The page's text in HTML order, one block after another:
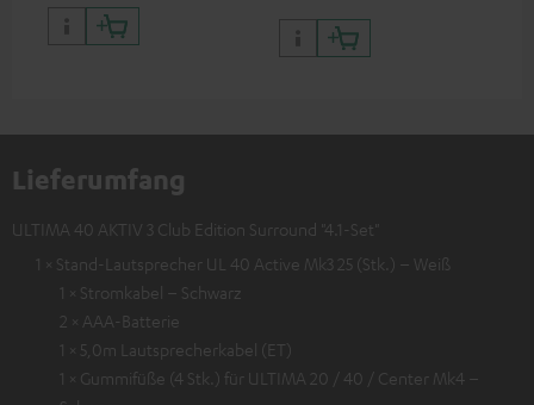
Lieferumfang
ULTIMA 40 AKTIV 3 Club Edition Surround "4.1-Set"
1 × Stand-Lautsprecher UL 40 Active Mk3 25 (Stk.) – Weiß
1 × Stromkabel – Schwarz
2 × AAA-Batterie
1 × 5,0m Lautsprecherkabel (ET)
1 × Gummifüße (4 Stk.) für ULTIMA 20 / 40 / Center Mk4 –